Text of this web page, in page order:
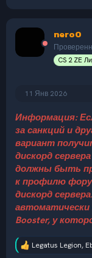
nero0
CS 2 ZE
11 Янв 2026
Информация:
за санкций и
вариант
дискорд сервера
должны быть
к профилю
дискорд
автоматически
Booster, у
Р
Legatus Legion,